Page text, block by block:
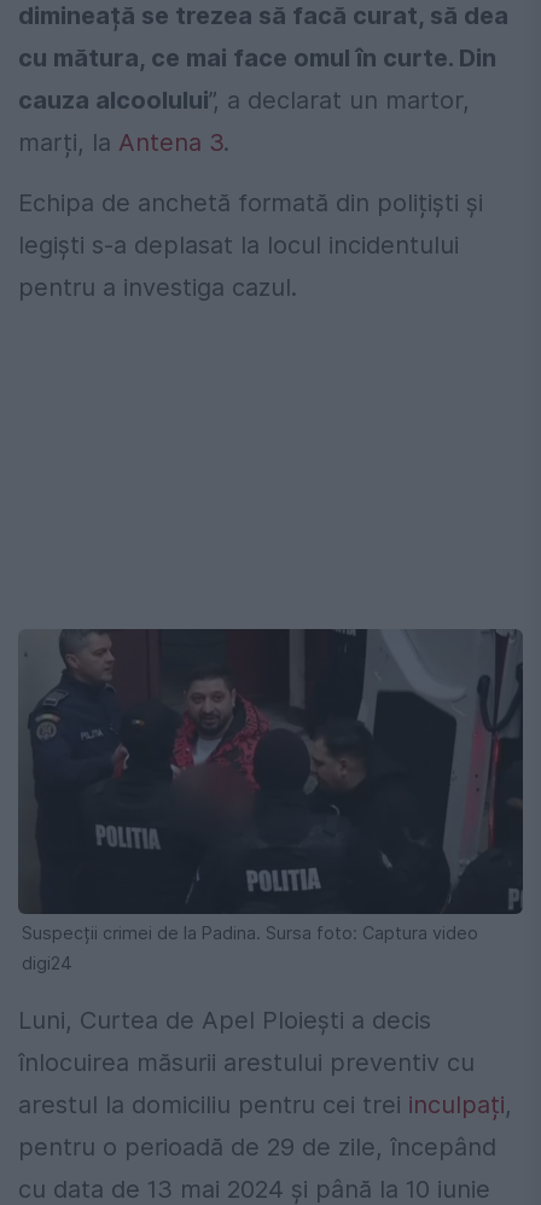
dimineață se trezea să facă curat, să dea
cu mătura, ce mai face omul în curte. Din
cauza alcoolului”, a declarat un martor,
marți, la Antena 3.
Echipa de anchetă formată din polițiști și
legiști s-a deplasat la locul incidentului
pentru a investiga cazul.
Suspecții crimei de la Padina. Sursa foto: Captura video
digi24
Luni, Curtea de Apel Ploiești a decis
înlocuirea măsurii arestului preventiv cu
arestul la domiciliu pentru cei trei inculpați,
pentru o perioadă de 29 de zile, începând
cu data de 13 mai 2024 și până la 10 iunie